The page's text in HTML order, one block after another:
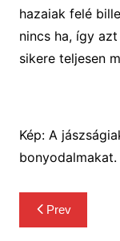
hazaiak felé
nincs ha, így
sikere teljesen
Kép: A
Bejegyzés
navigáció
Prev